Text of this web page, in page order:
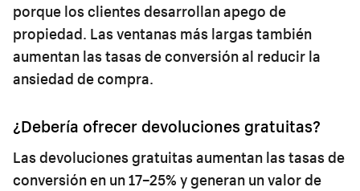
porque los clientes desarrollan apego de
propiedad. Las ventanas más largas también
aumentan las tasas de conversión al reducir la
ansiedad de compra.
¿Debería ofrecer devoluciones gratuitas?
Las devoluciones gratuitas aumentan las tasas de
conversión en un 17–25% y generan un valor de